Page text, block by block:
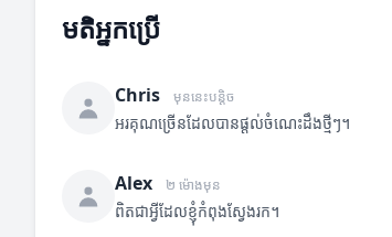
មតិអ្នកប្រើ
Chris មុននេះបន្តិច
អរគុណច្រើនដែលបានផ្តល់ចំណេះដឹងថ្មីៗ។
Alex ២ ម៉ោងមុន
ពិតជាអ្វីដែលខ្ញុំកំពុងស្វែងរក។